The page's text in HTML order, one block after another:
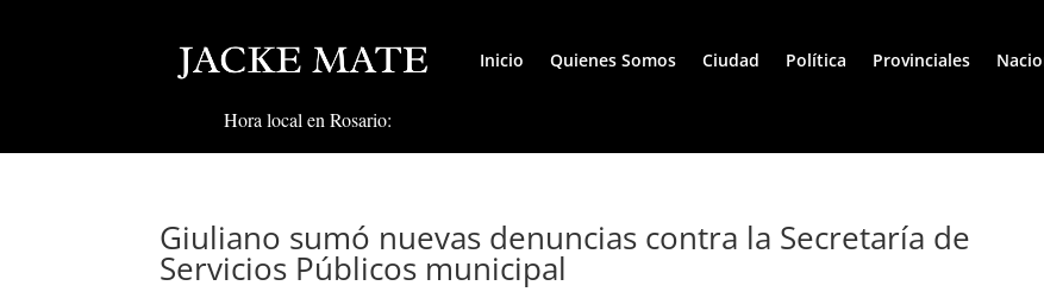
Inicio Quienes Somos Ciudad Política Provinciales
Hora local en Rosario:
Giuliano sumó nuevas denuncias contra la Secretaría de
Servicios Públicos municipal